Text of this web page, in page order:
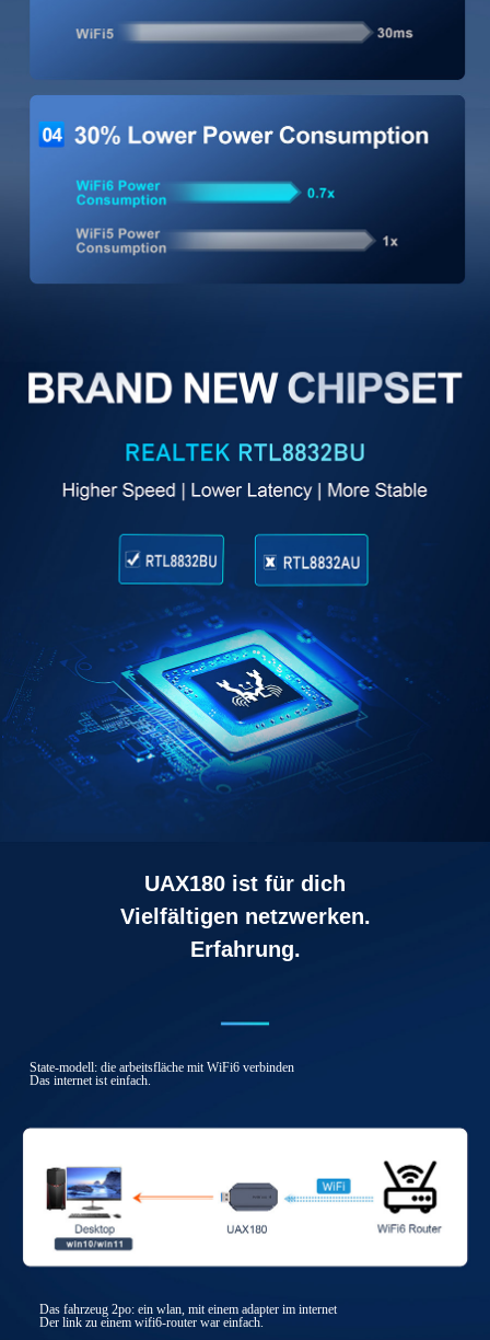
UAX180 ist für dich
Vielfältigen netzwerken.
Erfahrung.
State-modell: die arbeitsfläche mit WiFi6 verbinden
Das internet ist einfach.
Das fahrzeug 2po: ein wlan, mit einem adapter im internet
Der link zu einem wifi6-router war einfach.